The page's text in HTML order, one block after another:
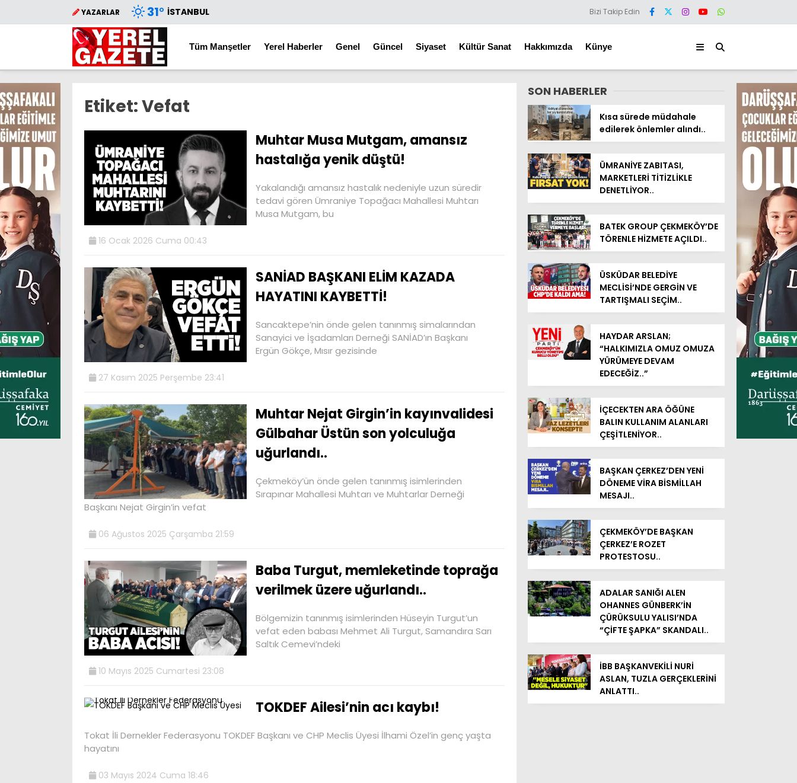
YAZARLAR 31° İSTANBUL Bizi Takip Edin
Tüm Manşetler Yerel Haberler Genel Güncel Siyaset Kültür Sanat Hakkımızda Künye
Etiket:Vefat
Muhtar Musa Mutgam, amansız
hastalığa yenik düştü!
Yakalandığı amansız hastalık nedeniyle uzun süredir
tedavi gören Ümraniye Topağacı Mahallesi Muhtarı
Musa Mutgam, bu
16 Ocak 2026 Cuma 00:43
SANİAD BAŞKANI ELİM KAZADA
HAYATINI KAYBETTİ!
Sancaktepe’nin önde gelen tanınmış simalarından
Sanayici ve İşadamları Derneği SANİAD’ın Başkanı
Ergün Gökçe, Mısır gezisinde
27 Kasım 2025 Perşembe 23:41
Muhtar Nejat Girgin’in kayınvalidesi
Gülbahar Üstün son yolculuğa
uğurlandı..
Çekmeköy’ün önde gelen tanınmış isimlerinden
Sırapınar Mahallesi Muhtarı ve Muhtarlar Derneği
Başkanı Nejat Girgin’in vefat
06 Ağustos 2025 Çarşamba 21:59
Baba Turgut, memleketinde toprağa
verilmek üzere uğurlandı..
Bölgemizin tanınmış isimlerinden Hüseyin Turgut’un
vefat eden babası Mehmet Ali Turgut, Samandıra Sarı
Saltık Cemevi’ndeki
10 Mayıs 2025 Cumartesi 23:08
TOKDEF Ailesi’nin acı kaybı!
Tokat İli Dernekler Federasyonu TOKDEF Başkanı ve CHP Meclis Üyesi İlhami Özel’in genç yaşta
hayatını
03 Mayıs 2024 Cuma 18:46
SON HABERLER
Kısa sürede müdahale
edilerek önlemler alındı..
ÜMRANİYE ZABITASI,
MARKETLERİ TİTİZLİKLE
DENETLİYOR..
BATEK GROUP ÇEKMEKÖY’DE
TÖRENLE HİZMETE AÇILDI..
ÜSKÜDAR BELEDİYE
MECLİSİ’NDE GERGİN VE
TARTIŞMALI SEÇİM..
HAYDAR ARSLAN;
“HALKIMIZLA OMUZ OMUZA
YÜRÜMEYE DEVAM
EDECEĞİZ..”
İÇECEKTEN ARA ÖĞÜNE
BALIN KULLANIM ALANLARI
ÇEŞİTLENİYOR..
BAŞKAN ÇERKEZ’DEN YENİ
DÖNEME VİRA BİSMİLLAH
MESAJI..
ÇEKMEKÖY’DE BAŞKAN
ÇERKEZ’E ROZET
PROTESTOSU..
ADALAR SANIĞI ALEN
OHANNES GÜNBERK’İN
ÇÜRÜKSULU YALISI’NDA
“ÇİFTE ŞAPKA” SKANDALI..
İBB BAŞKANVEKİLİ NURİ
ASLAN, TUZLA GERÇEKLERİNİ
ANLATTI..